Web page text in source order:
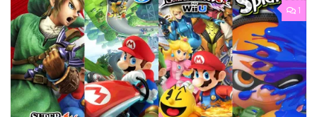
1